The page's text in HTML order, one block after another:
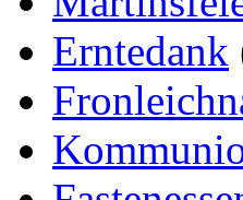
Erntedank